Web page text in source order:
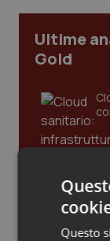
Liguria
Lombardia
Marche
Molise
Piemonte
Disturbi
Dolore
Donna &
Epatiti
Infezioni
Ultime
Gold
Questo